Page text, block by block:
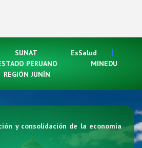
SUNAT
EsSalud
PERUANO
MINEDU
REGIÓN JUNÍN
y consolidación de la economía